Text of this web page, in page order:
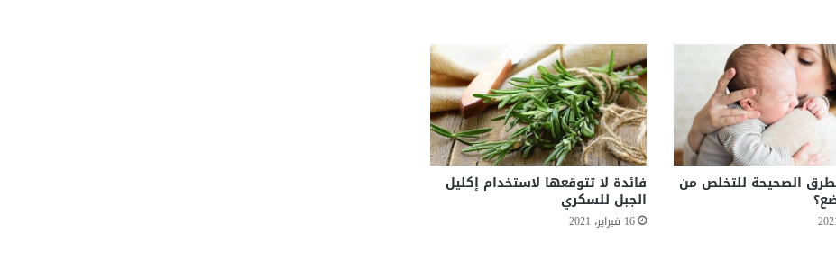
الصحيحة للتخلص من فائدة لا تتوقعها لاستخدام إكليل
الجبل للسكري
16 فبراير، 2021